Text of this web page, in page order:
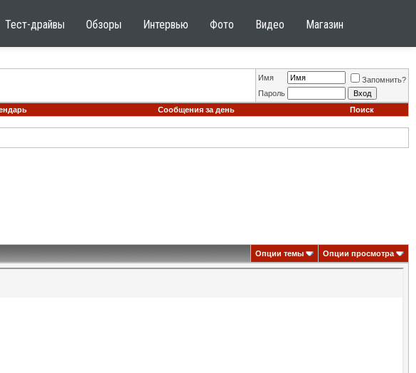
Тест-драйвы Обзоры Интервью Фото Видео Магазин
Имя
Запомнить?
Пароль
Сообщения за день Поиск
Опции темы Опции просмотра